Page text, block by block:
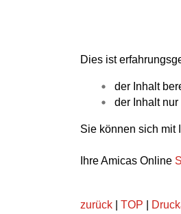
Dies ist
der Inhalt
der Inhalt
Sie können sich mit
Ihre Amicas Online
zurück TOP